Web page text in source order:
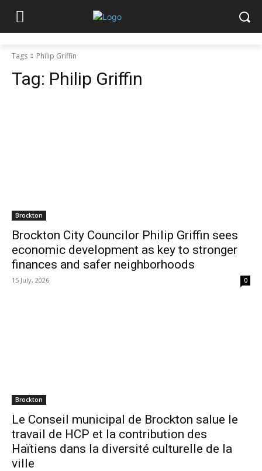
Tags Philip Griffin
Tag: Philip Griffin
Brockton
Brockton City Councilor Philip Griffin sees
economic development as key to stronger
finances and safer neighborhoods
15 July, 2026 0
Brockton
Le Conseil municipal de Brockton salue le
travail de HCP et la contribution des
Haïtiens dans la diversité culturelle de la
ville